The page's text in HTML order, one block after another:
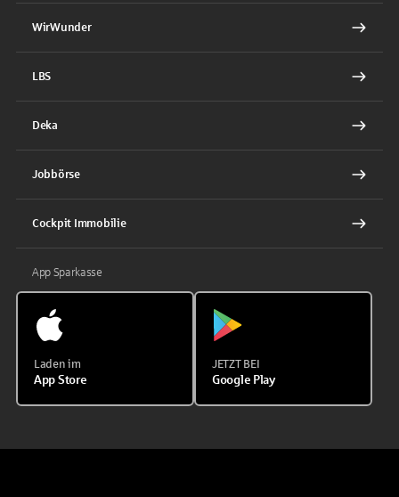
WirWunder
LBS
Deka
Jobbörse
Cockpit Immobilie
App Sparkasse
Laden im
App Store
JETZT BEI
Google Play